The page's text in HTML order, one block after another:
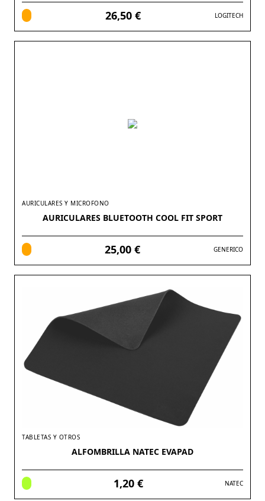
26,50 € LOGITECH
AURICULARES Y MICROFONO
AURICULARES BLUETOOTH COOL FIT SPORT
25,00 € GENERICO
TABLETAS Y OTROS
ALFOMBRILLA NATEC EVAPAD
1,20 € NATEC